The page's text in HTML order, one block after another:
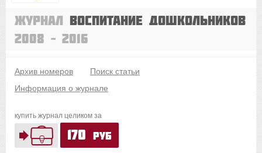
Журнал Воспитание дошкольников
2008 – 2016
Архив номеров
Поиск статьи
Информация о журнале
купить журнал целиком за
170 руб